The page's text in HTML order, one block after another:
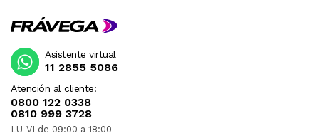
Atención al cliente:
0800 122 0338
0810 999 3728
LU-VI de 09:00 a 18:00
Asistente virtual
11 2855 5086